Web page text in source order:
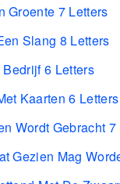
Groente 7 Letters
Slang 8 Letters
6 Letters
Kaarten 6 Letters
Wordt Gebracht 7
Gezien Mag